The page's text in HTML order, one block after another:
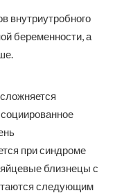
внутриутробного
беременности, а
при синдроме
близнецы с
следующим